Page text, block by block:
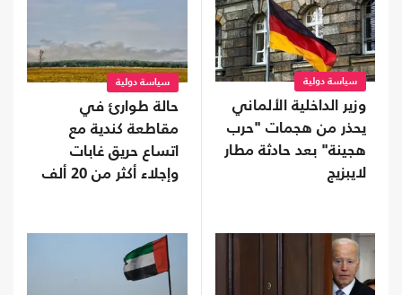
سياسة دولية
وزير الداخلية الألماني
يحذر من هجمات "حرب
هجينة" بعد حادثة مطار
لايبزيج
سياسة دولية
حالة طوارئ في
مقاطعة كندية مع
اتساع حريق غابات
وإجلاء أكثر من 20 ألف